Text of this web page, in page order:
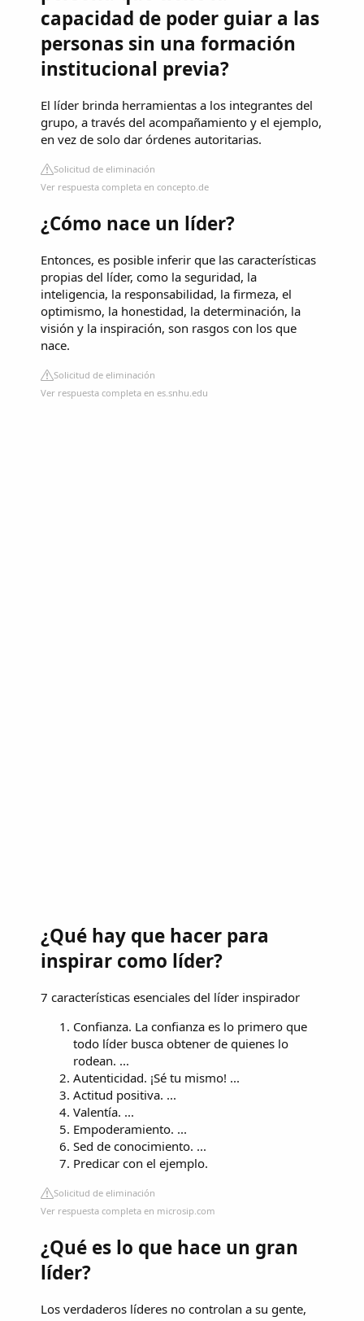
capacidad de poder guiar a las
personas sin una formación
institucional previa?
El líder brinda herramientas a los integrantes del
grupo, a través del acompañamiento y el ejemplo,
en vez de solo dar órdenes autoritarias.
Solicitud de eliminación
Ver respuesta completa en concepto.de
¿Cómo nace un líder?
Entonces, es posible inferir que las características
propias del líder, como la seguridad, la
inteligencia, la responsabilidad, la firmeza, el
optimismo, la honestidad, la determinación, la
visión y la inspiración, son rasgos con los que
nace.
Solicitud de eliminación
Ver respuesta completa en es.snhu.edu
¿Qué hay que hacer para
inspirar como líder?
7 características esenciales del líder inspirador
Confianza. La confianza es lo primero que
todo líder busca obtener de quienes lo
rodean. ...
Autenticidad. ¡Sé tu mismo! ...
Actitud positiva. ...
Valentía. ...
Empoderamiento. ...
Sed de conocimiento. ...
Predicar con el ejemplo.
Solicitud de eliminación
Ver respuesta completa en microsip.com
¿Qué es lo que hace un gran
líder?
Los verdaderos líderes no controlan a su gente,